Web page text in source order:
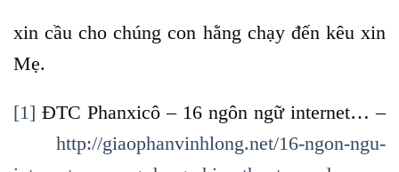
xin cầu cho chúng con hằng chạy đến kêu xin
Mẹ.
[1] ĐTC Phanxicô – 16 ngôn ngữ internet… –
http://giaophanvinhlong.net/16-ngon-ngu-